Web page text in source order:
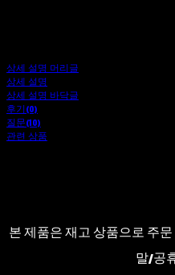
상세 설명 머리글
상세 설명
상세 설명 바닥글
후기(0)
질문(10)
관련 상품
본 제품은 재고 상품으로 주
말/공